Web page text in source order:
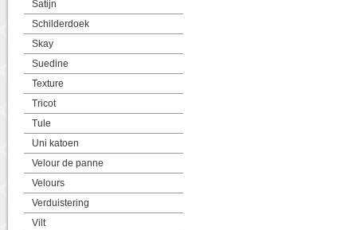
Satijn
Schilderdoek
Skay
Suedine
Texture
Tricot
Tule
Uni katoen
Velour de panne
Velours
Verduistering
Vilt